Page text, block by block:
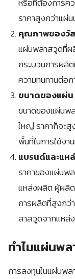
ราคาสูงกว่าแผ่น
คุณภาพของวั
แผ่นพลาสวูดที่
กระบวนการผลิ
ความทนทานต่อ
ขนาดของแผ่น
ขนาดของแผ่นพ
ใหญ่ ราคาก็จะสู
พื้นที่ในการใช้งา
แบรนด์และแห
ราคาของแผ่นพ
แหล่งผลิต ผู้ผลิต
การผลิตที่สูงกว่
ลาสวูดจากแหล่
ทำไมแผ่นพ
การลงทุนในแผ่นพ